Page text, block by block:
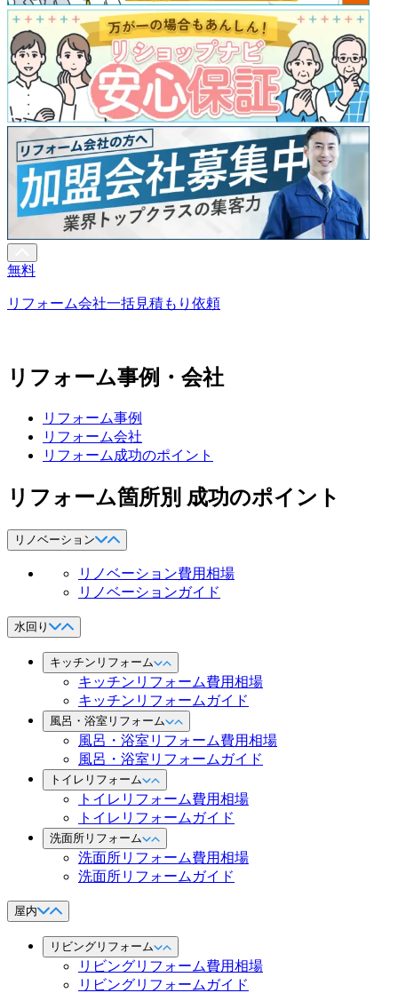
無料
リフォーム会社一括見積もり依頼
リフォーム事例・会社
リフォーム事例
リフォーム会社
リフォーム成功のポイント
リフォーム箇所別 成功のポイント
リノベーション
リノベーション費用相場
リノベーションガイド
水回り
キッチンリフォーム
キッチンリフォーム費用相場
キッチンリフォームガイド
風呂・浴室リフォーム
風呂・浴室リフォーム費用相場
風呂・浴室リフォームガイド
トイレリフォーム
トイレリフォーム費用相場
トイレリフォームガイド
洗面所リフォーム
洗面所リフォーム費用相場
洗面所リフォームガイド
屋内
リビングリフォーム
リビングリフォーム費用相場
リビングリフォームガイド